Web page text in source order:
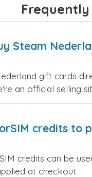
Steam
gift cards
an official selling
credits to
credits can be
at checkout.